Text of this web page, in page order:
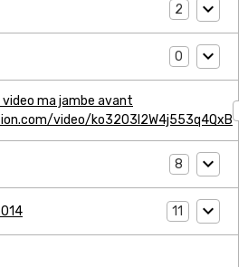
2
0
ma jambe avant
video/ko3203l2W4j553q4QxB
8
11